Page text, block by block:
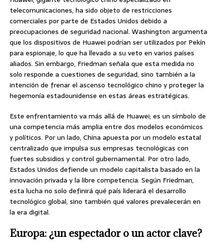
telecomunicaciones, ha sido objeto de restricciones
comerciales por parte de Estados Unidos debido a
preocupaciones de seguridad nacional. Washington argumenta
que los dispositivos de Huawei podrían ser utilizados por Pekín
para espionaje, lo que ha llevado a su veto en varios países
aliados. Sin embargo, Friedman señala que esta medida no
solo responde a cuestiones de seguridad, sino también a la
intención de frenar el ascenso tecnológico chino y proteger la
hegemonía estadounidense en estas áreas estratégicas.
Este enfrentamiento va más allá de Huawei; es un símbolo de
una competencia más amplia entre dos modelos económicos
y políticos. Por un lado, China apuesta por un modelo estatal
centralizado que impulsa sus empresas tecnológicas con
fuertes subsidios y control gubernamental. Por otro lado,
Estados Unidos defiende un modelo capitalista basado en la
innovación privada y la libre competencia. Según Friedman,
esta lucha no solo definirá qué país liderará el desarrollo
tecnológico global, sino también qué valores prevalecerán en
la era digital.
Europa: ¿un espectador o un actor clave?